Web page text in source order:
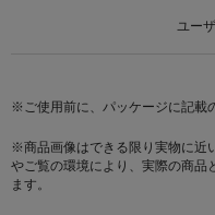
ユー
※ご使用前に、パッケージに記載
※商品画像はできる限り実物に近
やご覧の環境により、実際の商品
ます。